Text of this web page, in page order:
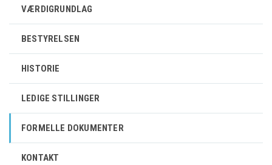
VÆRDIGRUNDLAG
BESTYRELSEN
HISTORIE
LEDIGE STILLINGER
FORMELLE DOKUMENTER
KONTAKT